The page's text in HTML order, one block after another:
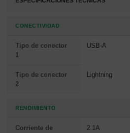
CONECTIVIDAD
Tipo de conector
1
USB-A
Tipo de conector
2
Lightning
RENDIMIENTO
Corriente de
2.1A